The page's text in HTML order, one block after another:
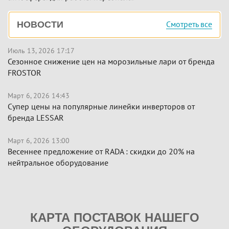
Боковая
панель
НОВОСТИ Смотреть все
Июль 13, 2026 17:17
Сезонное снижение цен на морозильные лари от бренда
FROSTOR
Март 6, 2026 14:43
Супер цены на популярные линейки инверторов от
бренда LESSAR
Март 6, 2026 13:00
Весеннее предложение от RADA : скидки до 20% на
нейтральное оборудование
КАРТА ПОСТАВОК НАШЕГО